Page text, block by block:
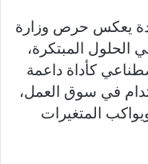
يعكس حرص وزارة
الحلول المبتكرة،
كأداة داعمة
في سوق العمل،
المتغيرات